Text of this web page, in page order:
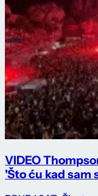
VIDEO
'Što ću kad sam